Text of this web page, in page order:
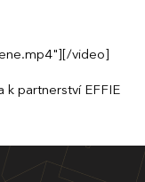
video]
k partnerství EFFIE